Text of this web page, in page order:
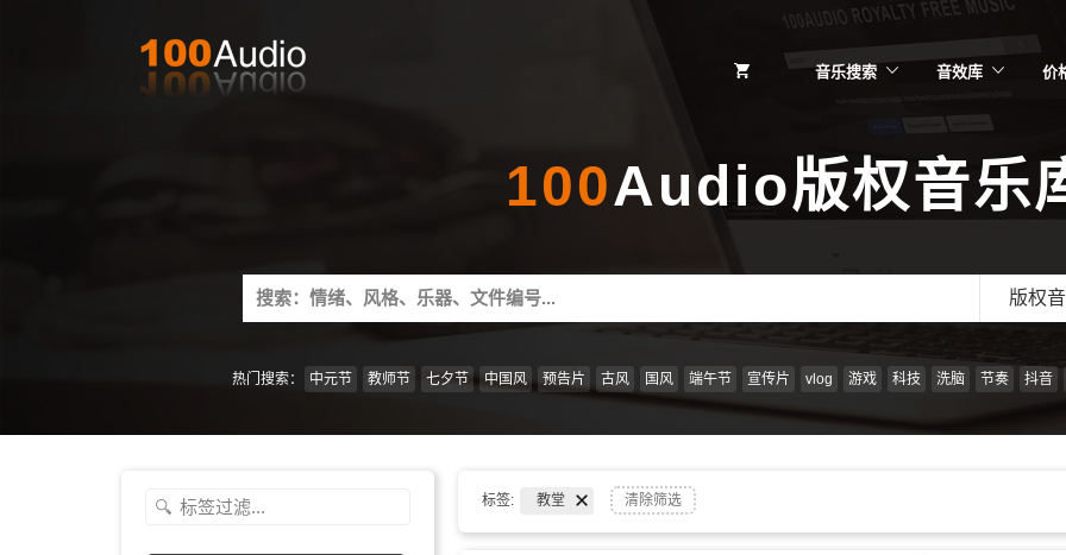
音乐搜索 音效库 价
100Audio版权音乐
Search
for:
版权
热门搜索： 中元节 教师节 七夕节 中国风 预告片 古风 国风 端午节 宣传片 vlog 游戏 科技 洗脑 节奏 抖音
标签: 教堂 清除筛选